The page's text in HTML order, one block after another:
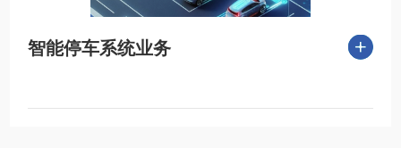
智能停车系统业务